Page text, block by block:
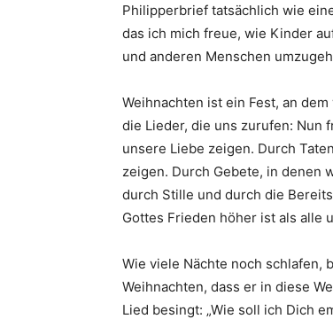
Philipperbrief tatsächlich wie
das ich mich freue, wie Kinder
und anderen Menschen
Weihnachten ist ein Fest, an
die Lieder, die uns zurufen: Nun
unsere Liebe zeigen. Durch
zeigen. Durch Gebete, in denen
durch Stille und durch die
Gottes Frieden höher ist als alle
Wie viele Nächte noch schlafen,
Weihnachten, dass er in diese
Lied besingt: „Wie soll ich Dich